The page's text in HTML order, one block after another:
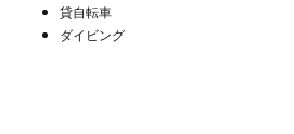
貸自転車
ダイビング